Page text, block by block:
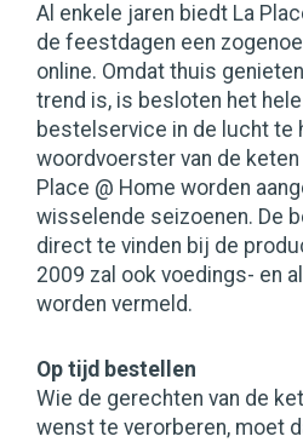
Al enkele jaren biedt La
de feestdagen een
online. Omdat thuis
trend is, is besloten het
bestelservice in de lucht te
woordvoerster van de keten
Place @ Home worden
wisselende seizoenen. De
direct te vinden bij de
2009 zal ook voedings- en
worden vermeld.
Op tijd bestellen
Wie de gerechten van de
wenst te verorberen, moet